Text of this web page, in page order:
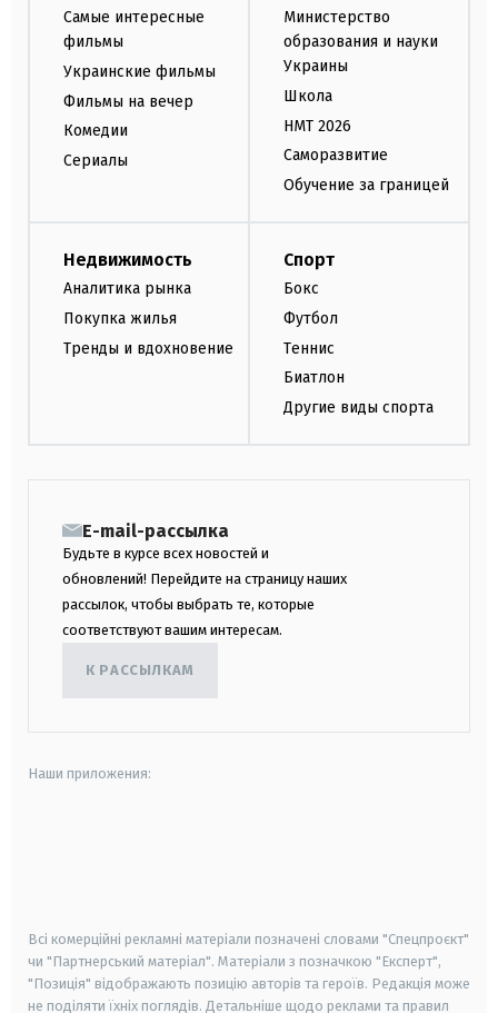
Самые интересные
фильмы
Украинские фильмы
Фильмы на вечер
Комедии
Сериалы
Министерство
образования и науки
Украины
Школа
НМТ 2026
Саморазвитие
Обучение за границей
Недвижимость
Аналитика рынка
Покупка жилья
Тренды и вдохновение
Спорт
Бокс
Футбол
Теннис
Биатлон
Другие виды спорта
E-mail-рассылка
Будьте в курсе всех новостей и
обновлений! Перейдите на страницу наших
рассылок, чтобы выбрать те, которые
соответствуют вашим интересам.
К РАССЫЛКАМ
Наши приложения:
Всі комерційні рекламні матеріали позначені словами "Спецпроєкт"
чи "Партнерський матеріал". Матеріали з позначкою "Експерт",
"Позиція" відображають позицію авторів та героїв. Редакція може
не поділяти їхніх поглядів. Детальніше щодо реклами та правил